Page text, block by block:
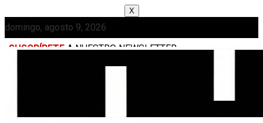
X
domingo, agosto 9, 2026
SUSCRÍBETE A NUESTRO NEWSLETTER